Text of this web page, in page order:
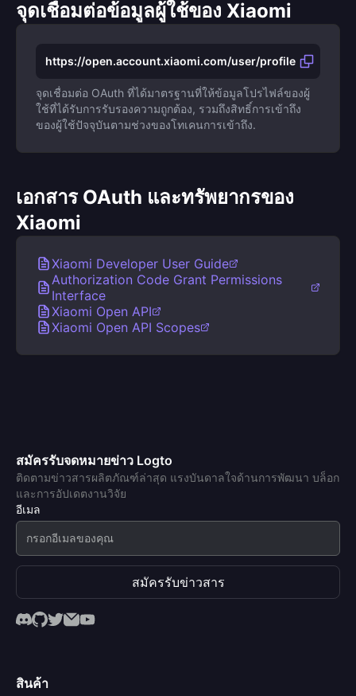
จุดเชื่อมต่อข้อมูลผู้ใช้ของ Xiaomi
https://open.account.xiaomi.com/user/profile
จุดเชื่อมต่อ OAuth ที่ได้มาตรฐานที่ให้ข้อมูลโปรไฟล์ของผู้
ใช้ที่ได้รับการรับรองความถูกต้อง, รวมถึงสิทธิ์การเข้าถึง
ของผู้ใช้ปัจจุบันตามช่วงของโทเคนการเข้าถึง.
เอกสาร OAuth และทรัพยากรของ
Xiaomi
Xiaomi Developer User Guide
Authorization Code Grant Permissions
Interface
Xiaomi Open API
Xiaomi Open API Scopes
สมัครรับจดหมายข่าว Logto
ติดตามข่าวสารผลิตภัณฑ์ล่าสุด แรงบันดาลใจด้านการพัฒนา บล็อก
และการอัปเดตงานวิจัย
อีเมล
สมัครรับข่าวสาร
สินค้า